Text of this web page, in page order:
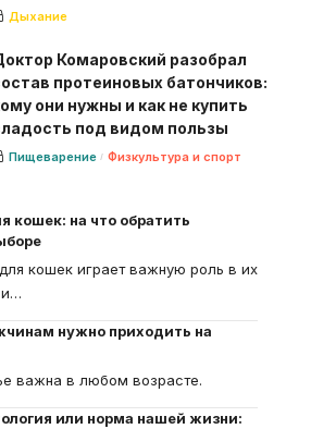
Дыхание
Комаровский разобрал
протеиновых батончиков:
они нужны и как не купить
под видом пользы
Пищеварение Физкультура и спорт
кошек: на что обратить
кошек играет важную роль в их
…
нужно приходить на
важна в любом возрасте.
или норма нашей жизни: